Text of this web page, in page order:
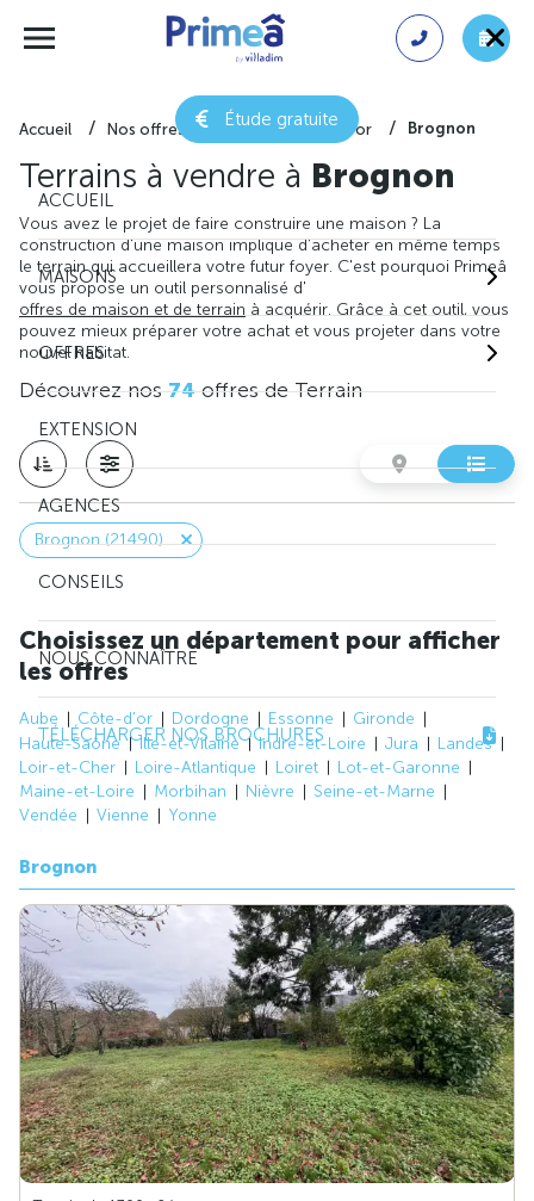
Étude gratuite
ACCUEIL
MAISONS
OFFRES
EXTENSION
AGENCES
CONSEILS
NOUS CONNAÎTRE
TÉLÉCHARGER NOS BROCHURES
Accueil Nos offres de terrain Côte-d'or Brognon
Terrains à vendre à Brognon
Vous avez le projet de faire construire une maison ? La
construction d'une maison implique d'acheter en même temps
le terrain qui accueillera votre futur foyer. C'est pourquoi Primeâ
vous propose un outil personnalisé d'
offres de maison et de terrain à acquérir. Grâce à cet outil, vous
pouvez mieux préparer votre achat et vous projeter dans votre
nouvel habitat.
Découvrez nos74offres de Terrain
Brognon (21490)
Choisissez un département pour afficher
les offres
Aube Côte-d'or Dordogne Essonne
Gironde
Haute-Saône
Ille-et-Vilaine Indre-et-Loire Jura
Landes
Loir-et-Cher
Loire-Atlantique Loiret
Lot-et-Garonne
Maine-et-Loire
Morbihan Nièvre
Seine-et-Marne
Vendée
Vienne Yonne
Brognon